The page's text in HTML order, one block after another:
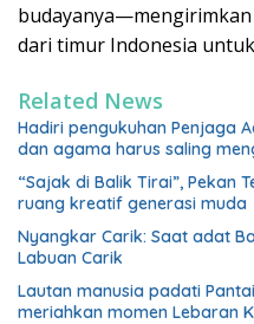
dari timur Indonesia
Related News
Hadiri pengukuhan Penjaga
dan agama harus saling
“Sajak di Balik Tirai”, Pekan
ruang kreatif generasi muda
Nyangkar Carik: Saat adat
Labuan Carik
Lautan manusia padati
meriahkan momen Lebaran